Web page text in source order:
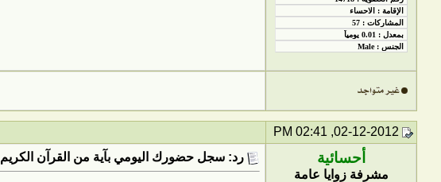
أحسائية
مشرفة زوايا عامة
رد: سجل حضورك اليومي بآية من القرآن الكريم